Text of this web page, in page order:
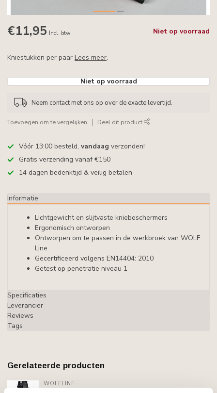
€11,95 Incl. btw Niet op voorraad
Kniestukken per paar Lees meer.
Niet op voorraad
Neem contact met ons op over de exacte levertijd.
Toevoegen om te vergelijken Deel dit product
Vóór 13:00 besteld, vandaag verzonden!
Gratis verzending vanaf €150
14 dagen bedenktijd & veilig betalen
Informatie
Lichtgewicht en slijtvaste kniebeschermers
Ergonomisch ontworpen
Ontworpen om te passen in de werkbroek van WOLF
Line
Gecertificeerd volgens EN14404: 2010
Getest op penetratie niveau 1
Specificaties
Leverancier
Reviews
Tags
Gerelateerde producten
WOLFLINE